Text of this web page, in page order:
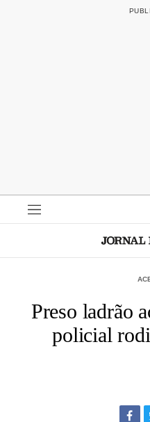
Preso ladrão
policial